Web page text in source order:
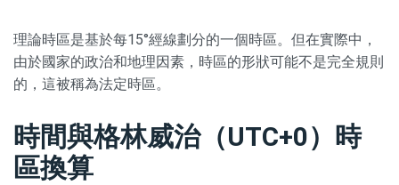
理論時區是基於每15°經線劃分的一個時區。但在實際中，
由於國家的政治和地理因素，時區的形狀可能不是完全規則
的，這被稱為法定時區。
時間與格林威治（UTC+0）時
區換算